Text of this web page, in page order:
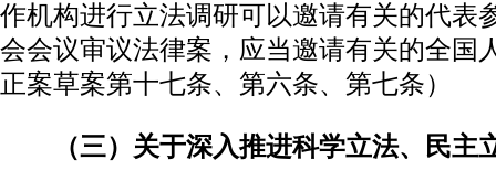
作机构进行立法调研可以邀请有关的代表
会会议审议法律案，应当邀请有关的全国
正案草案第十七条、第六条、第七条）
（三）关于深入推进科学立法、民主